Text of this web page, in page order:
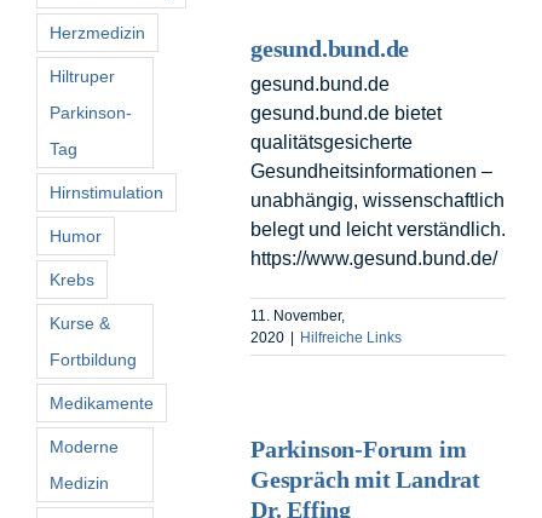
gesund.bund.de
gesund.bund.de
gesund.bund.de bietet
qualitätsgesicherte
Gesundheitsinformationen –
unabhängig, wissenschaftlich
belegt und leicht verständlich.
https://www.gesund.bund.de/
11. November,
2020
Hilfreiche Links
Parkinson-Forum im
Gespräch mit Landrat
Dr. Effing
Herzmedizin
Hiltruper
Parkinson-
Tag
Hirnstimulation
Humor
Krebs
Kurse &
Fortbildung
Medikamente
Moderne
Medizin